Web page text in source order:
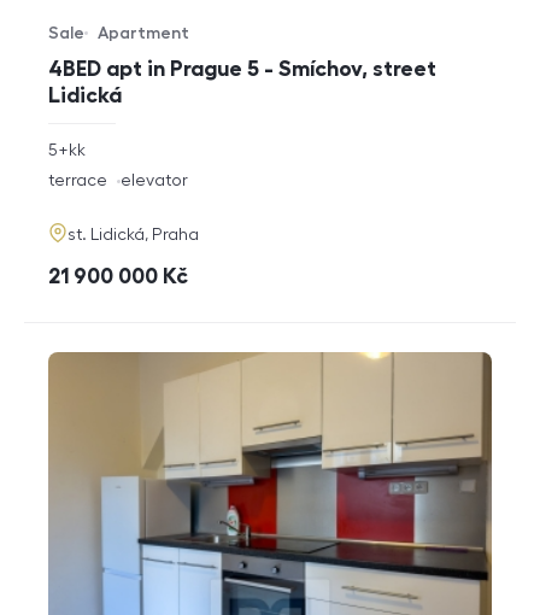
4BED apt in Prague 5 - Smíchov, street
Lidická
Offer type
Sale
Property type
Apartment
rozměry
5+kk
funkce
terrace elevator
adresa
st. Lidická, Praha
cena
21 900 000 Kč